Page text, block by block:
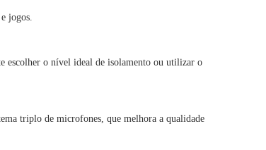
jogos.
escolher o nível ideal de isolamento ou utilizar o
triplo de microfones, que melhora a qualidade